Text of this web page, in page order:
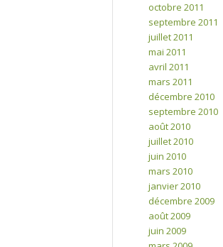
octobre 2011
septembre 2011
juillet 2011
mai 2011
avril 2011
mars 2011
décembre 2010
septembre 2010
août 2010
juillet 2010
juin 2010
mars 2010
janvier 2010
décembre 2009
août 2009
juin 2009